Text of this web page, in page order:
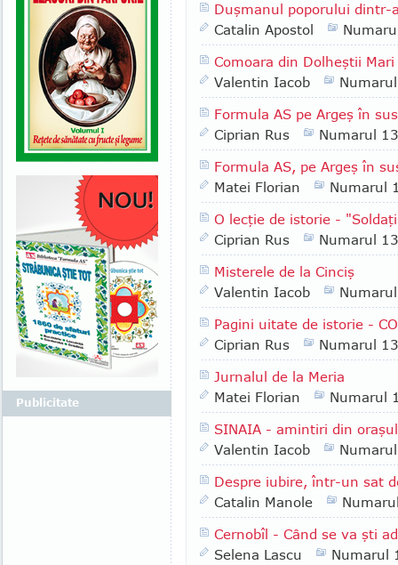
Duşmanul poporului dintr-
Catalin Apostol
Comoara din Dolheştii
Valentin Iacob
Formula AS pe Argeş în
Ciprian Rus
Numarul
Formula AS, pe Argeş în
Matei Florian
Numarul
O lecţie de istorie -
Ciprian Rus
Numarul
Misterele de la Cinciş
Valentin Iacob
Pagini uitate de istorie -
Ciprian Rus
Numarul
Jurnalul de la Meria
Matei Florian
Numarul
SINAIA - amintiri din
Valentin Iacob
Despre iubire, într-un sat
Catalin Manole
Cernobîl - Când se va şti
Selena Lascu
Numarul
Publicitate